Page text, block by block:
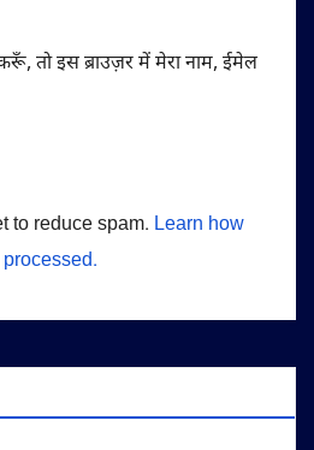
तो इस ब्राउज़र में मेरा नाम, ईमेल
to reduce spam. Learn how